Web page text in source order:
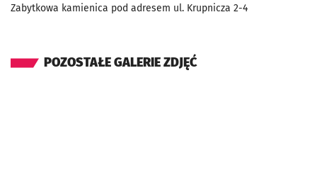
Zabytkowa kamienica pod adresem ul. Krupnicza 2-4
POZOSTAŁE GALERIE ZDJĘĆ